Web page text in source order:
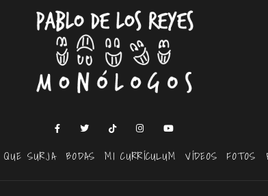
QUE SURJA BODAS MI CURRÍCULUM VÍDEOS FOTOS